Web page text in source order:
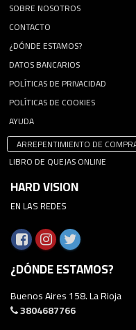
SOBRE NOSOTROS
CONTACTO
¿DÓNDE ESTAMOS?
DATOS BANCARIOS
POLÍTICAS DE PRIVACIDAD
POLÍTICAS DE COOKIES
AYUDA
ARREPENTIMIENTO DE
LIBRO DE QUEJAS ONLINE
HARD VISION
EN LAS REDES
¿DÓNDE ESTAMOS?
Buenos Aires 158. La Rioja
3804687766